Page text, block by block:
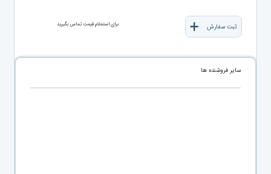
ثبت سفارش برای استعلام قیمت تماس بگیرید
سایر فروشنده ها